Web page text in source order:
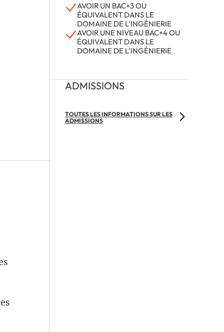
AVOIR UN BAC+3 OU
ÉQUIVALENT DANS LE
DOMAINE DE L’INGÉNIERIE
AVOIR UNE NIVEAU BAC+4 OU
ÉQUIVALENT DANS LE
DOMAINE DE L’INGÉNIERIE
ADMISSIONS
TOUTES LES INFORMATIONS SUR LES
ADMISSIONS